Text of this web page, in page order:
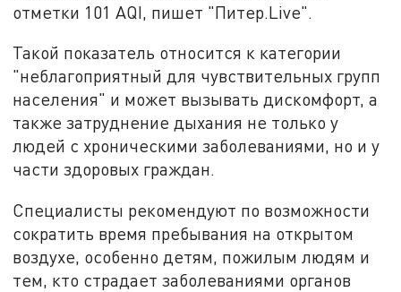
отметки 101 AQI, пишет "Питер.Live".
Такой показатель относится к категории
"неблагоприятный для чувствительных групп
населения" и может вызывать дискомфорт, а
также затруднение дыхания не только у
людей с хроническими заболеваниями, но и у
части здоровых граждан.
Специалисты рекомендуют по возможности
сократить время пребывания на открытом
воздухе, особенно детям, пожилым людям и
тем, кто страдает заболеваниями органов